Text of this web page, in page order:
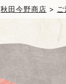
秋田今野商店 >